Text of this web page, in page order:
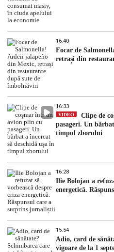
16:40
Focar de
retrași din
16:33
VIDEO
Clipe de
pasageri. Un
timpul zborului
16:28
Ilie Bolojan a
energetică.
15:54
Adio, card de
vigoare de la 1